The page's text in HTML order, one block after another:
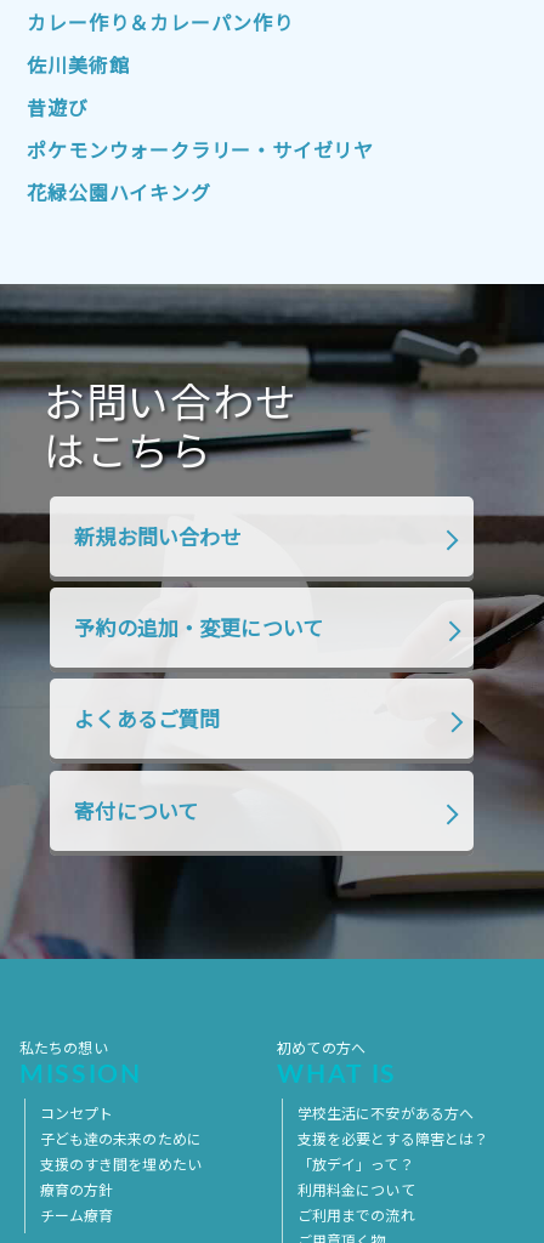
2022年10月 2022年9月
2022年7月
2022年4月
2022年1月 2021年12月 2021年11月
2021年10月 2021年9月
2021年1月 2020年12月 2020年11月
2020年10月 2020年9月 2020年8月
2020年7月 2020年6月 2020年5月
2020年4月 2020年3月 2020年2月
2019年10月 2019年9月
2019年4月
2018年7月 2018年6月
2018年4月 2018年3月 2018年2月
2018年1月 2017年12月
2017年10月 2017年9月 2017年8月
2017年5月
2017年4月
カレー作り＆カレーパン作り
佐川美術館
昔遊び
ポケモンウォークラリー・サイゼリヤ
花緑公園ハイキング
お問い合わせ
はこちら
新規お問い合わせ
予約の追加・変更について
よくあるご質問
寄付について
私たちの想い
MISSION
コンセプト
子ども達の未来のために
支援のすき間を埋めたい
療育の方針
チーム療育
初めての方へ
WHAT IS
学校生活に不安がある方へ
支援を必要とする障害とは？
「放デイ」って？
利用料金について
ご利用までの流れ